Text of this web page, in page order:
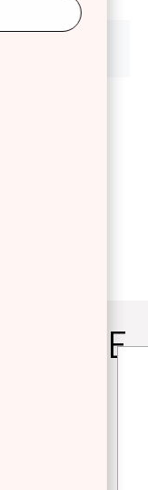
έντονο σάτιν
σπάει και
μεγάλη
προσφέρει
LOVE